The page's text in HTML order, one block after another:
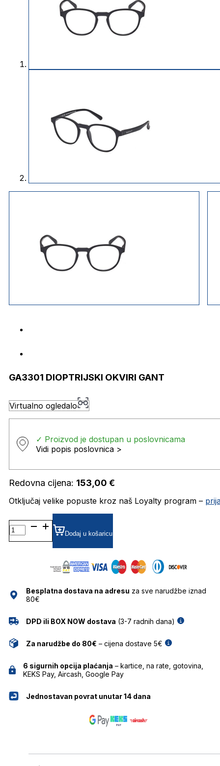
GA3301 DIOPTRIJSKI OKVIRI GANT
Virtualno ogledalo
✓ Proizvod je dostupan u poslovnicama
Vidi popis poslovnica >
Redovna cijena: 153,00 €
Otključaj velike popuste kroz naš Loyalty program –
GA3301 DIOPTRIJSKI
OKVIRI
GANT
Dodaj u košaricu
Besplatna dostava na adresu za sve narudžbe iznad
80€
DPD ili BOX NOW dostava (3-7 radnih dana)
Za narudžbe do 80€ – cijena dostave 5€
6 sigurnih opcija plaćanja – kartice, na rate, gotovina,
KEKS Pay, Aircash, Google Pay
Jednostavan povrat unutar 14 dana